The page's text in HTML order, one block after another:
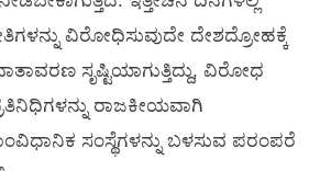
ವಿರೋಧಿಸುವುದೇ ದೇಶದ್ರೋಹಕ್ಕೆ
ಸೃಷ್ಟಿಯಾಗುತ್ತಿದ್ದು, ವಿರೋಧ
ರಾಜಕೀಯವಾಗಿ
ಸಂಸ್ಥೆಗಳನ್ನು ಬಳಸುವ ಪರಂಪರೆ